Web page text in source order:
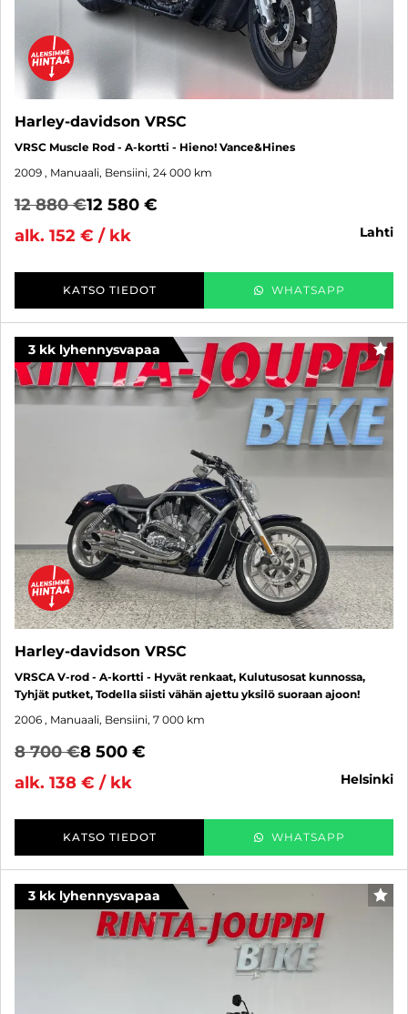
Harley-davidson VRSC
VRSC Muscle Rod - A-kortti - Hieno! Vance&Hines
2009 , Manuaali, Bensiini, 24 000 km
12 880 €12 580 €
alk. 152 € / kk
lahti
KATSO TIEDOT WHATSAPP
3 kk lyhennysvapaa
Harley-davidson VRSC
VRSCA V-rod - A-kortti - Hyvät renkaat, Kulutusosat kunnossa,
Tyhjät putket, Todella siisti vähän ajettu yksilö suoraan ajoon!
2006 , Manuaali, Bensiini, 7 000 km
8 700 €8 500 €
alk. 138 € / kk
helsinki
KATSO TIEDOT WHATSAPP
3 kk lyhennysvapaa